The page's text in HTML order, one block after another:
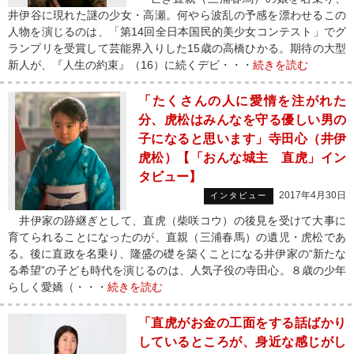
井伊谷に現れた謎の少女・高瀬。何やら波乱の予感を漂わせるこの
人物を演じるのは、「第14回全日本国民的美少女コンテスト」でグ
ランプリを受賞して芸能界入りした15歳の高橋ひかる。期待の大型
新人が、『人生の約束』（16）に続くデビ・・・ 続きを読む
「たくさんの人に愛情を注がれた
分、虎松はみんなを守る優しい男の
子になると思います」寺田心（井伊
虎松）【「おんな城主 直虎」イン
タビュー】
インタビュー 2017年4月30日
井伊家の跡継ぎとして、直虎（柴咲コウ）の後見を受けて大事に
育てられることになったのが、直親（三浦春馬）の遺児・虎松であ
る。後に直政を名乗り、隆盛の礎を築くことになる井伊家の“新たな
る希望”の子ども時代を演じるのは、人気子役の寺田心。８歳の少年
らしく愛嬌（・・・ 続きを読む
「直虎がお金の工面をする話ばかり
しているところが、身近な感じがし